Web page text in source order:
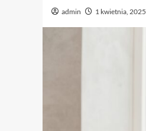
admin 1 kwietnia, 2025